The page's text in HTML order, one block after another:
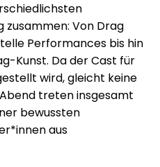
zusammen: Von Drag
Performances bis hin
Kunst. Da der Cast für
wird, gleicht keine
treten insgesamt
bewussten
aus